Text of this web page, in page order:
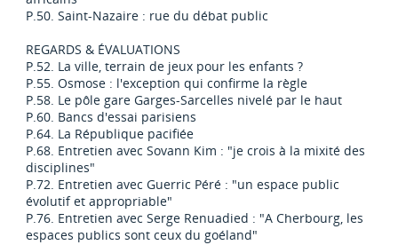
P.50. Saint-Nazaire : rue du débat public
REGARDS & ÉVALUATIONS
P.52. La ville, terrain de jeux pour les enfants ?
P.55. Osmose : l'exception qui confirme la règle
P.58. Le pôle gare Garges-Sarcelles nivelé par le haut
P.60. Bancs d'essai parisiens
P.64. La République pacifiée
P.68. Entretien avec Sovann Kim : "je crois à la mixité des
disciplines"
P.72. Entretien avec Guerric Péré : "un espace public
évolutif et appropriable"
P.76. Entretien avec Serge Renuadied : "A Cherbourg, les
espaces publics sont ceux du goéland"